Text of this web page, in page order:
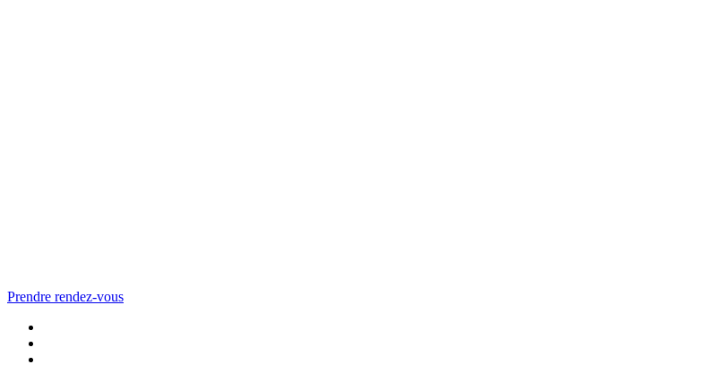
Prendre rendez-vous